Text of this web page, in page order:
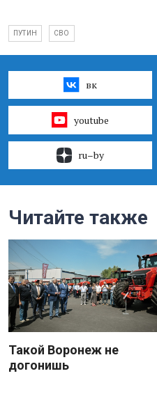
ПУТИН СВО
вк
youtube
ru–by
Читайте также
Такой Воронеж не
догонишь